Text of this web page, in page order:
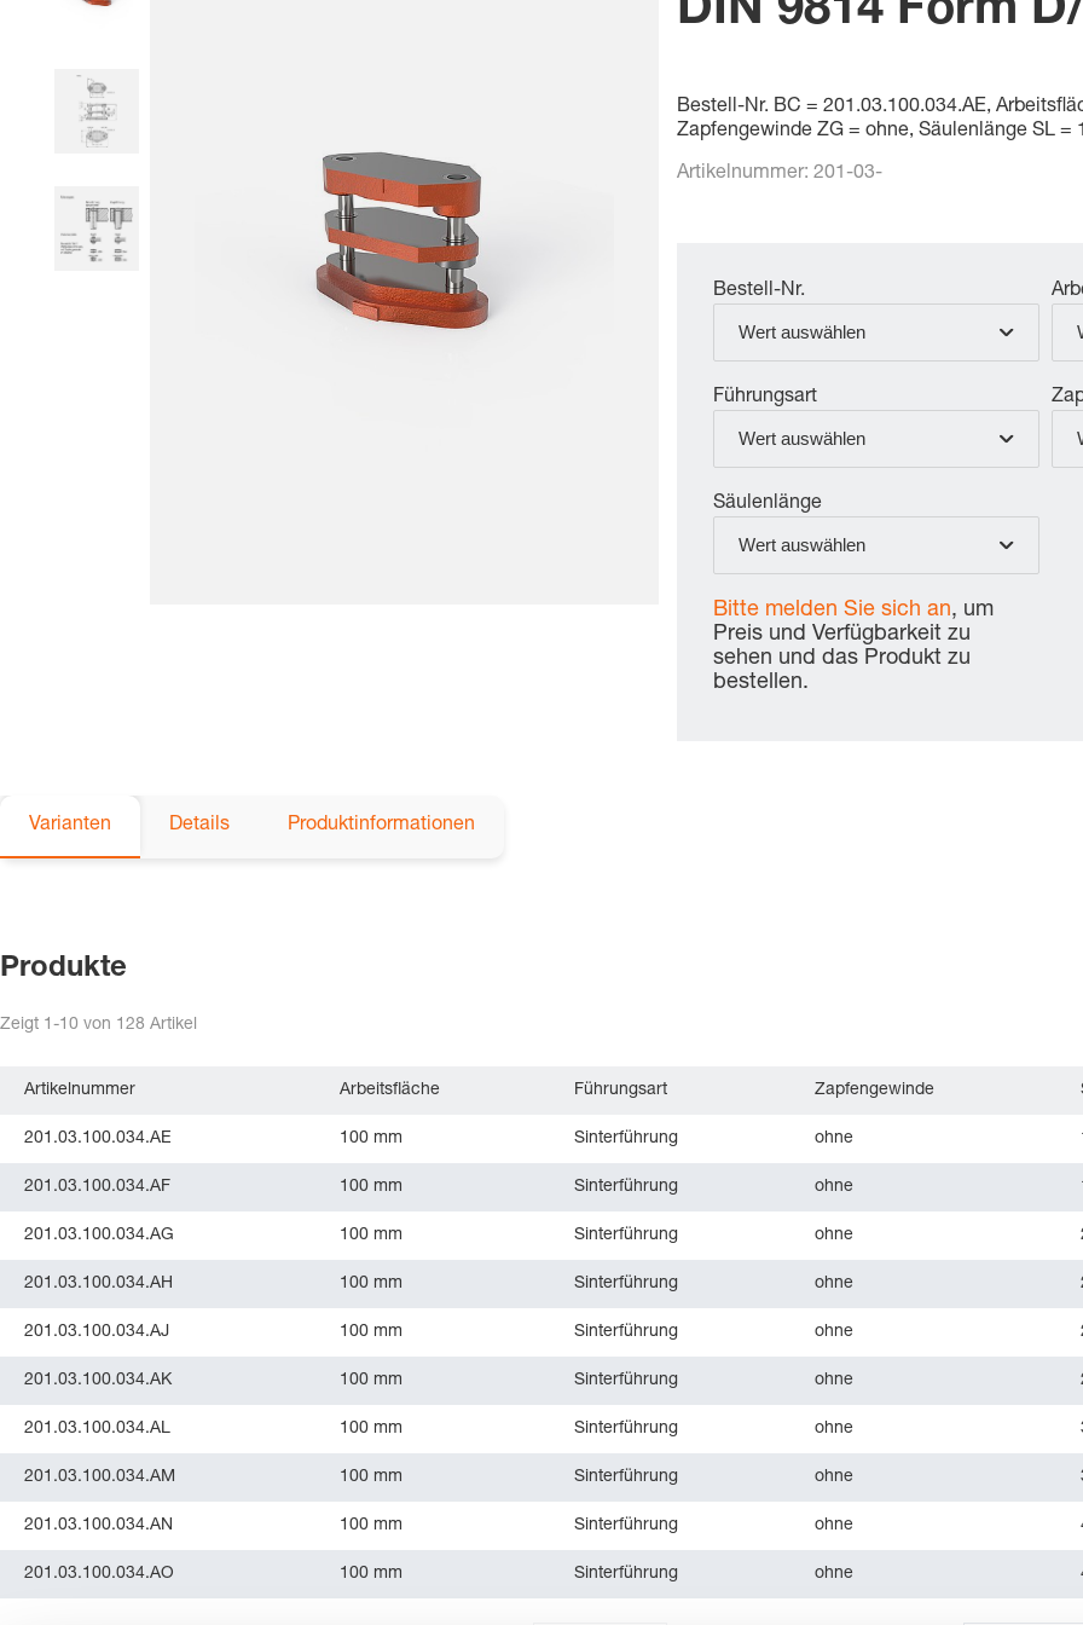
DIN 9814 Form
Bestell-Nr. BC = 201.03.100.034.AE,
Zapfengewinde ZG = ohne, Säulenlänge SL =
Artikelnummer:201-03-
Bestell-Nr.
Wert auswählen
Führungsart
Wert auswählen
Säulenlänge
Wert auswählen
Bitte melden Sie sich an, um
Preis und Verfügbarkeit zu
sehen und das Produkt zu
bestellen.
Varianten Details Produktinformationen
Produkte
Zeigt 1-10 von 128 Artikel
Artikelnummer Arbeitsfläche Führungsart Zapfengewinde
201.03.100.034.AE 100 mm Sinterführung ohne
201.03.100.034.AF 100 mm Sinterführung ohne
201.03.100.034.AG 100 mm Sinterführung ohne
201.03.100.034.AH 100 mm Sinterführung ohne
201.03.100.034.AJ 100 mm Sinterführung ohne
201.03.100.034.AK 100 mm Sinterführung ohne
201.03.100.034.AL 100 mm Sinterführung ohne
201.03.100.034.AM 100 mm Sinterführung ohne
201.03.100.034.AN 100 mm Sinterführung ohne
201.03.100.034.AO 100 mm Sinterführung ohne